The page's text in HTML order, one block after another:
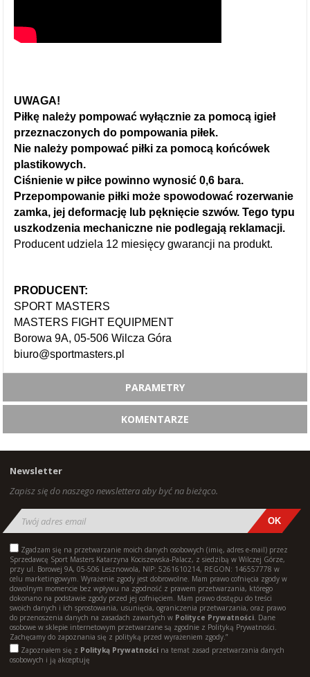
UWAGA!
Piłkę należy pompować wyłącznie za pomocą igieł
przeznaczonych do pompowania piłek.
Nie należy pompować piłki za pomocą końcówek
plastikowych.
Ciśnienie w piłce powinno wynosić 0,6 bara.
Przepompowanie piłki może spowodować rozerwanie
zamka, jej deformację lub pęknięcie szwów. Tego typu
uszkodzenia mechaniczne nie podlegają reklamacji.
Producent udziela 12 miesięcy gwarancji na produkt.
PRODUCENT:
SPORT MASTERS
MASTERS FIGHT EQUIPMENT
Borowa 9A, 05-506 Wilcza Góra
biuro@sportmasters.pl
PARAMETRY
KOMENTARZE
Newsletter
Zapisz się do naszego newslettera aby być na bieżąco.
Zgadzam się na przetwarzanie moich danych osobowych (imię, adres e-mail) przez
Sprzedawcę Sport Masters Katarzyna Kociszewska-Palacz, z siedzibą w Wilczej Górze,
przy ul. Borowej 9A, 05-506 Lesznowola, NIP: 5261610214, REGON: 146557778 w
celu marketingowym. Wyrażenie zgody jest dobrowolne. Mam prawo cofnięcia zgody w
dowolnym momencie bez wpływu na zgodność z prawem przetwarzania, którego
dokonano na podstawie zgody przed jej cofnięciem. Mam prawo dostępu do treści
swoich danych i ich sprostowania, usunięcia, ograniczenia przetwarzania, oraz prawo
do przenoszenia danych na zasadach zawartych w Polityce Prywatności. Dane
osobowe w sklepie internetowym przetwarzane są zgodnie z Polityką Prywatności.
Zachęcamy do zapoznania się z polityką przed wyrażeniem zgody.”
Zapoznałem się z Polityką Prywatności na temat zasad przetwarzania danych
osobowych i ją akceptuję